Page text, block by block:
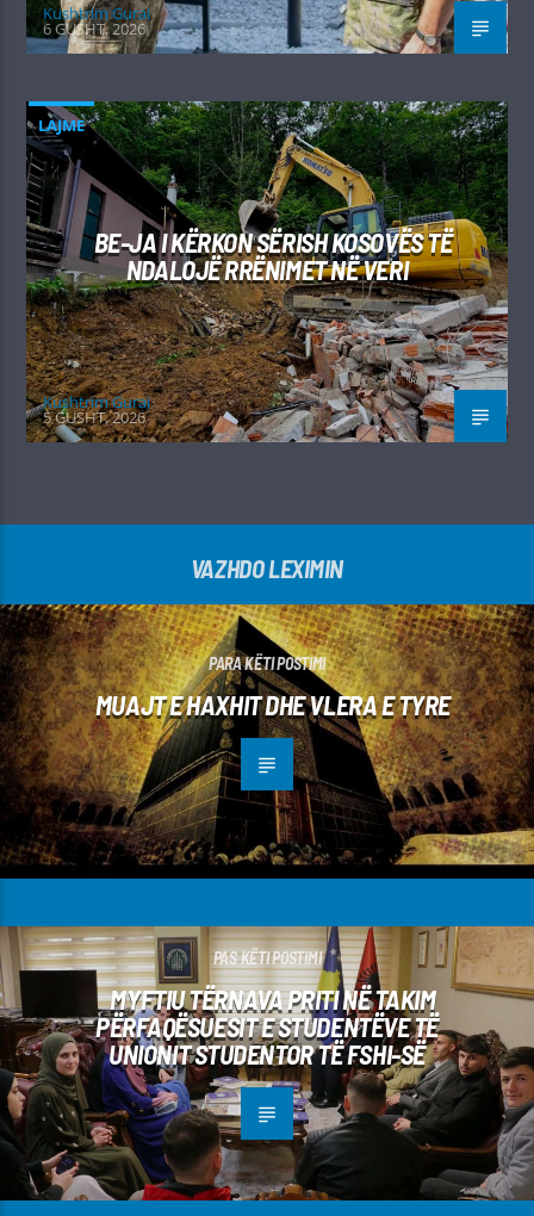
Kushtrim Guraj
6 GUSHT, 2026
LAJME
BE-JA I KËRKON SËRISH KOSOVËS TË
NDALOJË RRËNIMET NË VERI
Kushtrim Guraj
5 GUSHT, 2026
VAZHDO LEXIMIN
PARA KËTI POSTIMI
MUAJT E HAXHIT DHE VLERA E TYRE
PAS KËTI POSTIMI
MYFTIU TËRNAVA PRITI NË TAKIM
PËRFAQËSUESIT E STUDENTËVE TË
UNIONIT STUDENTOR TË FSHI-SË